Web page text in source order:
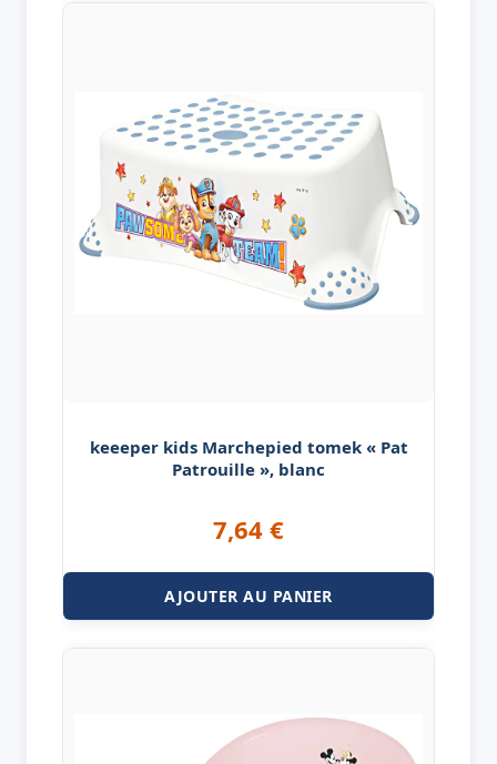
keeeper kids Marchepied tomek « Pat
Patrouille », blanc
7,64 €
AJOUTER AU PANIER